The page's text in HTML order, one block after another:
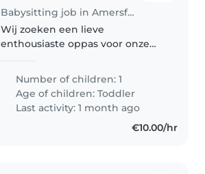
Babysitting job in Amersfoort
Wij zoeken een lieve
enthousiaste oppas voor onze
en spraakzame meid die het
liefst creatief bezig is en
rollenspellen..
Number of children: 1
Age of children:Toddler
Last activity: 1 month ago
€10.00/hr